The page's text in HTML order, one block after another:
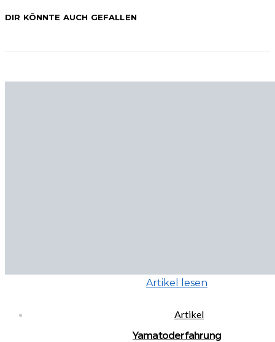
DIR KÖNNTE AUCH GEFALLEN
Artikel lesen
Artikel
Yamatoderfahrung